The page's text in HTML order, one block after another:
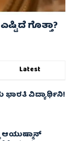
ಗೊತ್ತಾ?
Latest
ವಿದ್ಯಾರ್ಥಿನಿ!
ಆಯುಷ್ಮಾನ್